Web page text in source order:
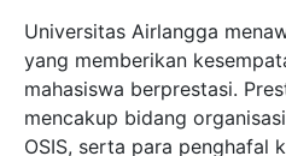
Universitas Airlangga
yang memberikan
mahasiswa berprestasi.
mencakup bidang
OSIS, serta para penghafal